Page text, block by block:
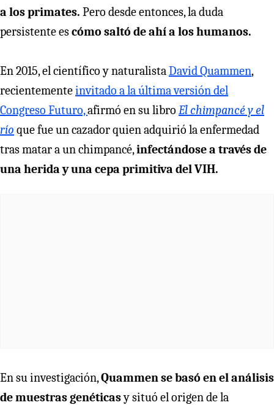
a los primates. Pero desde entonces, la duda
persistente escómo saltó de ahí a los humanos.
En 2015, el científico y naturalistaDavid Quammen,
recientementeinvitado a la última versión del
Congreso Futuro,afirmó en su libro El chimpancé y el
río que fue un cazador quien adquirió la enfermedad
tras matar a un chimpancé,infectándose a través de
una herida y una cepa primitiva del VIH.
En su investigación,Quammen se basó en el análisis
de muestras genéticasy situó el origen de la